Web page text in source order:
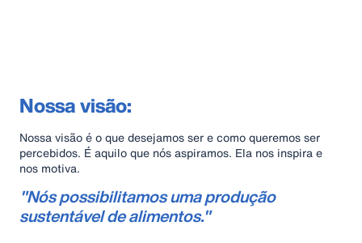
Nossa visão:
Nossa visão é o que desejamos ser e como queremos ser
percebidos. É aquilo que nós aspiramos. Ela nos inspira e
nos motiva.
"Nós possibilitamos uma produção
sustentável de alimentos."